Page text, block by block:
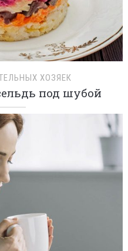
ХОЗЯЕК
под шубой